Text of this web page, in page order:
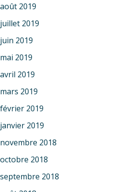
août 2019
juillet 2019
juin 2019
mai 2019
avril 2019
mars 2019
février 2019
janvier 2019
novembre 2018
octobre 2018
septembre 2018